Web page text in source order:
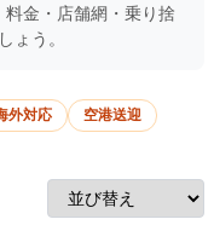
金・店舗網・乗り捨
ょう。
外対応
空港送迎